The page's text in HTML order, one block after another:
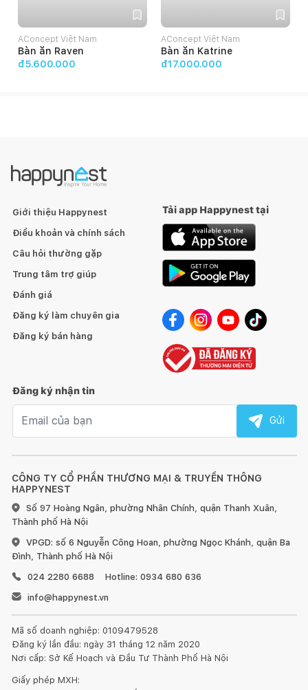
AConcept Việt Nam
Bàn ăn Raven
đ5.600.000
AConcept Việt Nam
Bàn ăn Katrine
đ17.000.000
CÔNG TY CỔ PHẦN THƯƠNG MẠI & TRUYỀN THÔNG
HAPPYNEST
Số 97 Hoàng Ngân, phường Nhân Chính, quận Thanh Xuân,
Thành phố Hà Nội
VPGD: số 6 Nguyễn Công Hoan, phường Ngọc Khánh, quận Ba
Đình, Thành phố Hà Nội
024 2280 6688
Hotline: 0934 680 636
info@happynest.vn
Mã số doanh nghiệp: 0109479528
Đăng ký lần đầu: ngày 31 tháng 12 năm 2020
Nơi cấp: Sở Kế Hoạch và Đầu Tư Thành Phố Hà Nội
Giấy phép MXH:
Giới thiệu Happynest
Điều khoản và chính sách
Câu hỏi thường gặp
Trung tâm trợ giúp
Đánh giá
Đăng ký làm chuyên gia
Đăng ký bán hàng
Tải app Happynest tại
Đăng ký nhận tin
Gửi